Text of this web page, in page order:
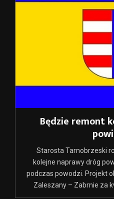
Będzie remont
Starosta Tarnobrzeski
kolejne naprawy dróg
podczas powodzi. Projekt
Zaleszany – Zabrnie za